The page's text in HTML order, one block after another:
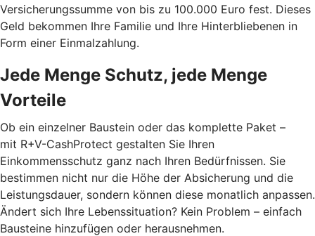
Versicherungssumme von bis zu 100.000 Euro fest. Dieses
Geld bekommen Ihre Familie und Ihre Hinterbliebenen in
Form einer Einmalzahlung.
Jede Menge Schutz, jede Menge
Vorteile
Ob ein einzelner Baustein oder das komplette Paket –
mit R+V-CashProtect gestalten Sie Ihren
Einkommensschutz ganz nach Ihren Bedürfnissen. Sie
bestimmen nicht nur die Höhe der Absicherung und die
Leistungsdauer, sondern können diese monatlich anpassen.
Ändert sich Ihre Lebenssituation? Kein Problem – einfach
Bausteine hinzufügen oder herausnehmen.